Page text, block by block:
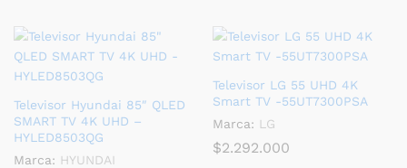
Televisor Hyundai 85″ QLED
SMART TV 4K UHD –
HYLED8503QG
Marca: HYUNDAI
Televisor LG 55 UHD 4K
Smart TV -55UT7300PSA
Marca: LG
$2.292.000